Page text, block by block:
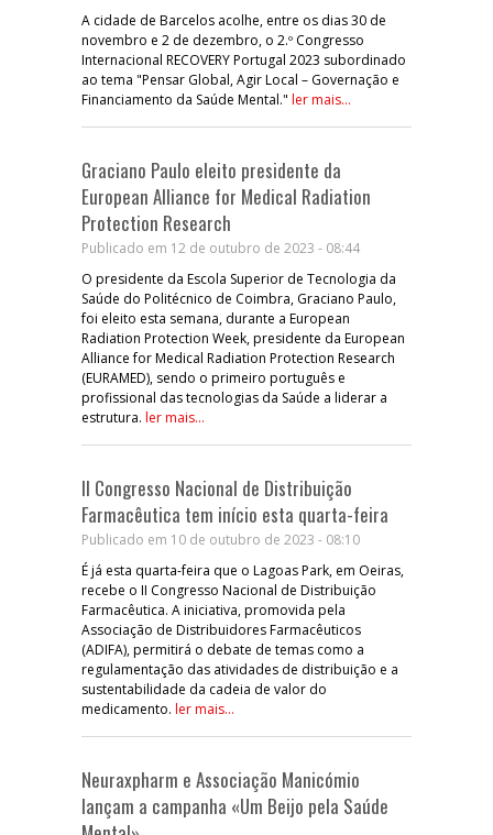
A cidade de Barcelos acolhe, entre os dias 30 de
novembro e 2 de dezembro, o 2.º Congresso
Internacional RECOVERY Portugal 2023 subordinado
ao tema "Pensar Global, Agir Local – Governação e
Financiamento da Saúde Mental." ler mais...
Graciano Paulo eleito presidente da
European Alliance for Medical Radiation
Protection Research
Publicado em 12 de outubro de 2023 - 08:44
O presidente da Escola Superior de Tecnologia da
Saúde do Politécnico de Coimbra, Graciano Paulo,
foi eleito esta semana, durante a European
Radiation Protection Week, presidente da European
Alliance for Medical Radiation Protection Research
(EURAMED), sendo o primeiro português e
profissional das tecnologias da Saúde a liderar a
estrutura. ler mais...
II Congresso Nacional de Distribuição
Farmacêutica tem início esta quarta-feira
Publicado em 10 de outubro de 2023 - 08:10
É já esta quarta-feira que o Lagoas Park, em Oeiras,
recebe o II Congresso Nacional de Distribuição
Farmacêutica. A iniciativa, promovida pela
Associação de Distribuidores Farmacêuticos
(ADIFA), permitirá o debate de temas como a
regulamentação das atividades de distribuição e a
sustentabilidade da cadeia de valor do
medicamento. ler mais...
Neuraxpharm e Associação Manicómio
lançam a campanha «Um Beijo pela Saúde